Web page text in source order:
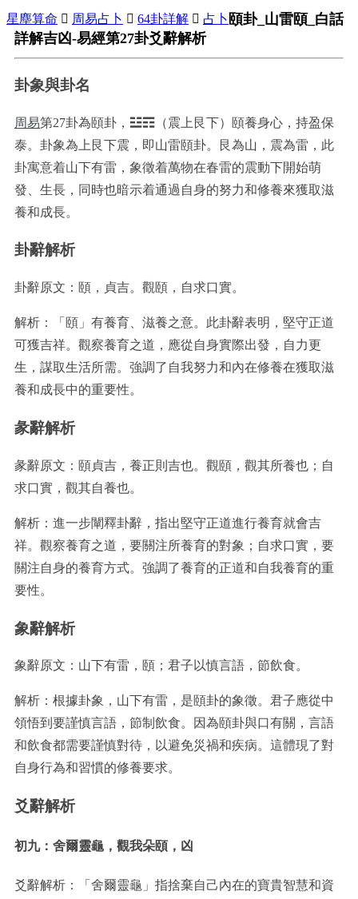
星塵算命  周易占卜  64卦詳解  占卜 頤卦_山雷頤_白話
詳解吉凶-易經第27卦爻辭解析
卦象與卦名
周易第27卦為頤卦，☳☶（震上艮下）頤養身心，持盈保
泰。卦象為上艮下震，即山雷頤卦。艮為山，震為雷，此
卦寓意着山下有雷，象徵着萬物在春雷的震動下開始萌
發、生長，同時也暗示着通過自身的努力和修養來獲取滋
養和成長。
卦辭解析
卦辭原文：頤，貞吉。觀頤，自求口實。
解析：「頤」有養育、滋養之意。此卦辭表明，堅守正道
可獲吉祥。觀察養育之道，應從自身實際出發，自力更
生，謀取生活所需。強調了自我努力和內在修養在獲取滋
養和成長中的重要性。
彖辭解析
彖辭原文：頤貞吉，養正則吉也。觀頤，觀其所養也；自
求口實，觀其自養也。
解析：進一步闡釋卦辭，指出堅守正道進行養育就會吉
祥。觀察養育之道，要關注所養育的對象；自求口實，要
關注自身的養育方式。強調了養育的正道和自我養育的重
要性。
象辭解析
象辭原文：山下有雷，頤；君子以慎言語，節飲食。
解析：根據卦象，山下有雷，是頤卦的象徵。君子應從中
領悟到要謹慎言語，節制飲食。因為頤卦與口有關，言語
和飲食都需要謹慎對待，以避免災禍和疾病。這體現了對
自身行為和習慣的修養要求。
爻辭解析
初九：舍爾靈龜，觀我朵頤，凶
爻辭解析：「舍爾靈龜」指捨棄自己內在的寶貴智慧和資